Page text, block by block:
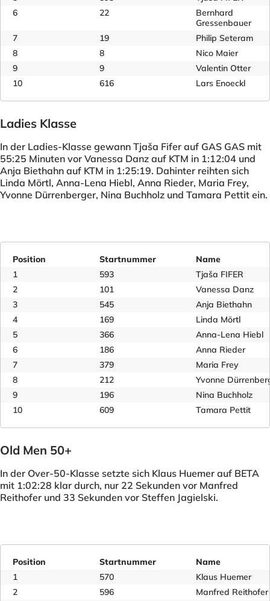
6
22
Bernhard
Gressenbauer
7
19
Philip Seteram
8
8
Nico Maier
9
9
Valentin Otter
10
616 Lars Enoeckl
Ladies Klasse
In der Ladies-Klasse gewann Tjaša Fifer auf GAS GAS mit
55:25 Minuten vor Vanessa Danz auf KTM in 1:12:04 und
Anja Biethahn auf KTM in 1:25:19. Dahinter reihten sich
Linda Mörtl, Anna-Lena Hiebl, Anna Rieder, Maria Frey,
Yvonne Dürrenberger, Nina Buchholz und Tamara Pettit ein.
Position Startnummer
Name
1
593
Tjaša FIFER
2
101
Vanessa Danz
3
545
Anja Biethahn
4
169
Linda Mörtl
5
366
Anna-Lena Hiebl
6
186
Anna Rieder
7
379
Maria Frey
8
212
Yvonne
9
196
Nina Buchholz
10
609 Tamara Pettit
Old Men 50+
In der Over-50-Klasse setzte sich Klaus Huemer auf BETA
mit 1:02:28 klar durch, nur 22 Sekunden vor Manfred
Reithofer und 33 Sekunden vor Steffen Jagielski.
Position Startnummer
Name
1
570
Klaus Huemer
2
596
Manfred Reithofer